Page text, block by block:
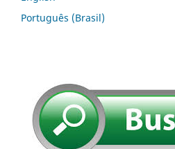
Português (Brasil)